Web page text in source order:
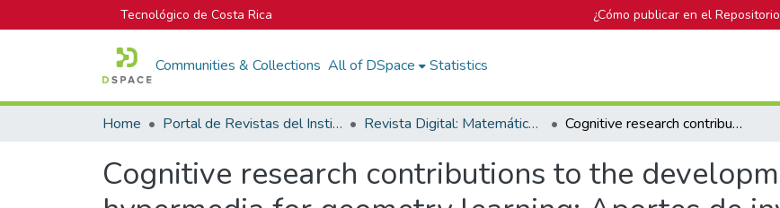
Tecnológico de Costa Rica ¿Cómo publicar en el
Communities & Collections All of DSpace Statistics
Home Portal de Revistas del Instituto Tecnológico de Costa Rica Revista Digital: Matemática, Educación e Internet Cognitive research contributions to the development of mathematical hypermedia for geometry learning: Aportes de investigaciones cognitivas a la elaboración de hipermedia para el aprendizaje geométrico
Cognitive research contributions to the